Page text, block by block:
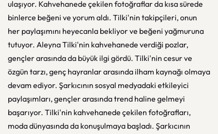
ulaşıyor. Kahvehanede çekilen fotoğraflar da kısa sürede
binlerce beğeni ve yorum aldı. Tilki'nin takipçileri, onun
her paylaşımını heyecanla bekliyor ve beğeni yağmuruna
tutuyor. Aleyna Tilki'nin kahvehanede verdiği pozlar,
gençler arasında da büyük ilgi gördü. Tilki'nin cesur ve
özgün tarzı, genç hayranlar arasında ilham kaynağı olmaya
devam ediyor. Şarkıcının sosyal medyadaki etkileyici
paylaşımları, gençler arasında trend haline gelmeyi
başarıyor. Tilki'nin kahvehanede çekilen fotoğrafları,
moda dünyasında da konuşulmaya başladı. Şarkıcının